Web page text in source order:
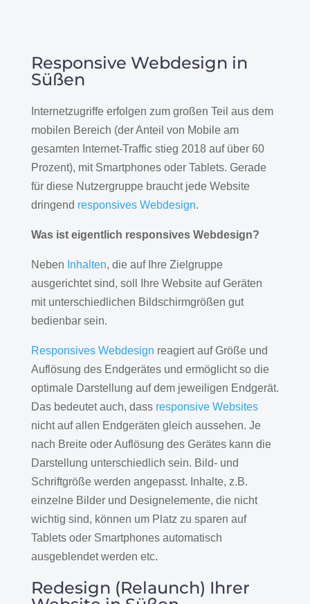
Responsive Webdesign in
Süßen
Internetzugriffe erfolgen zum großen Teil aus dem
mobilen Bereich (der Anteil von Mobile am
gesamten Internet-Traffic stieg 2018 auf über 60
Prozent), mit Smartphones oder Tablets. Gerade
für diese Nutzergruppe braucht jede Website
dringend responsives Webdesign.
Was ist eigentlich responsives Webdesign?
Neben Inhalten, die auf Ihre Zielgruppe
ausgerichtet sind, soll Ihre Website auf Geräten
mit unterschiedlichen Bildschirmgrößen gut
bedienbar sein.
Responsives Webdesign reagiert auf Größe und
Auflösung des Endgerätes und ermöglicht so die
optimale Darstellung auf dem jeweiligen Endgerät.
Das bedeutet auch, dass responsive Websites
nicht auf allen Endgeräten gleich aussehen. Je
nach Breite oder Auflösung des Gerätes kann die
Darstellung unterschiedlich sein. Bild- und
Schriftgröße werden angepasst. Inhalte, z.B.
einzelne Bilder und Designelemente, die nicht
wichtig sind, können um Platz zu sparen auf
Tablets oder Smartphones automatisch
ausgeblendet werden etc.
Redesign (Relaunch) Ihrer